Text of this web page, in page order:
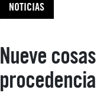
NOTICIAS
Nueve